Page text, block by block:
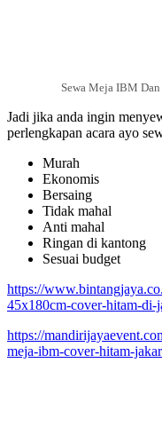
Sewa Meja IBM
Jadi jika anda ingin
perlengkapan acara ayo
Murah
Ekonomis
Bersaing
Tidak mahal
Anti mahal
Ringan di kantong
Sesuai budget
https://
45x180cm-cover-hitam-di-
https://
meja-ibm-cover-hitam-